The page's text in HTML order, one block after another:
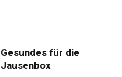
Gesundes für die
Jausenbox